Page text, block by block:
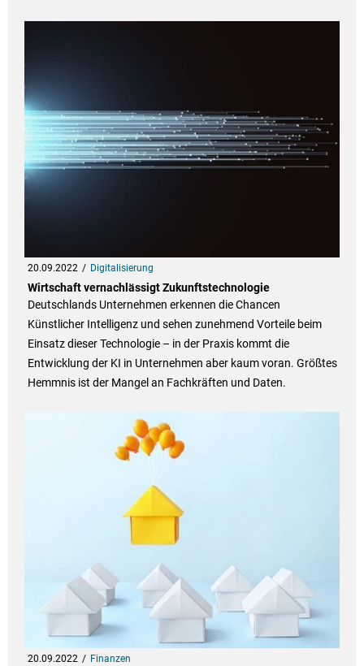
20.09.2022 Digitalisierung
Wirtschaft vernachlässigt Zukunftstechnologie
Deutschlands Unternehmen erkennen die Chancen
Künstlicher Intelligenz und sehen zunehmend Vorteile beim
Einsatz dieser Technologie – in der Praxis kommt die
Entwicklung der KI in Unternehmen aber kaum voran. Größtes
Hemmnis ist der Mangel an Fachkräften und Daten.
20.09.2022 Finanzen